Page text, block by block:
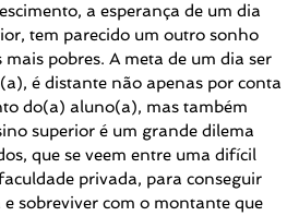
a esperança de um dia
tem parecido um outro sonho
pobres. A meta de um dia ser
é distante não apenas por conta
do(a) aluno(a), mas também
superior é um grande dilema
que se veem entre uma difícil
privada, para conseguir
sobreviver com o montante que